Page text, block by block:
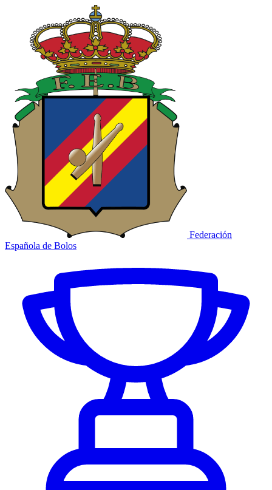
Federación
Española de Bolos